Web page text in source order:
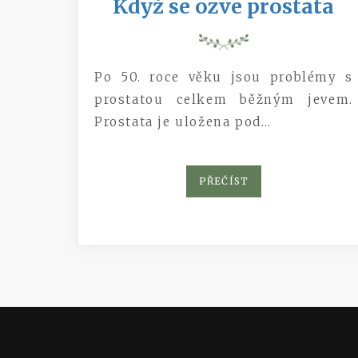
Když se ozve prostata
Po 50. roce věku jsou problémy s
prostatou celkem běžným jevem.
Prostata je uložena pod…
PŘEČÍST